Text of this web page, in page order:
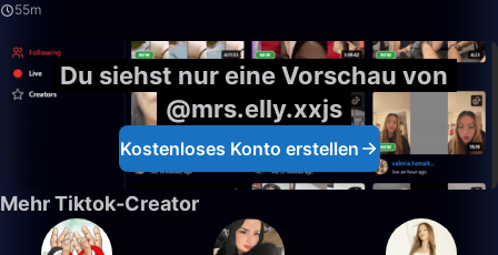
55m
Du siehst nur eine Vorschau von
@mrs.elly.xxjs
Kostenloses Konto erstellen
Mehr Tiktok-Creator